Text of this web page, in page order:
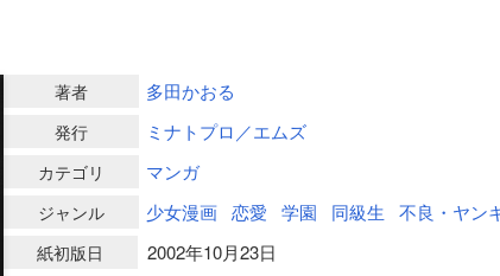
著者 多田かおる
発行 ミナトプロ／エムズ
カテゴリ マンガ
ジャンル 少女漫画 恋愛 学園 同級生 不良・ヤン
紙初版日 2002年10月23日